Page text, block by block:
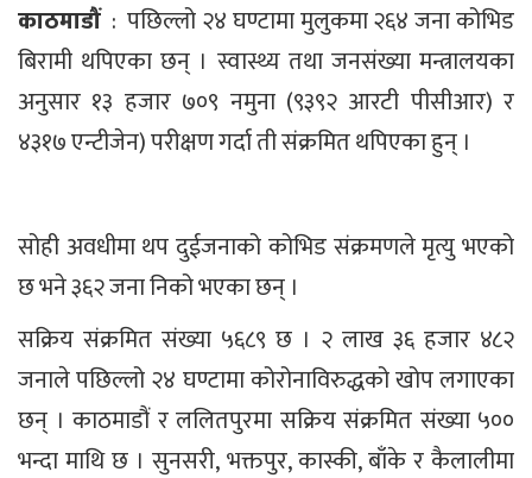
काठमाडौं: पछिल्लो २४ घण्टामा मुलुकमा २६४ जना कोभिड
बिरामी थपिएका छन् । स्वास्थ्य तथा जनसंख्या मन्त्रालयका
अनुसार १३ हजार ७०९ नमुना (९३९२ आरटी पीसीआर) र
४३१७ एन्टीजेन) परीक्षण गर्दा ती संक्रमित थपिएका हुन् ।
सोही अवधीमा थप दुईजनाको कोभिड संक्रमणले मृत्यु भएको
छ भने ३६२ जना निको भएका छन् ।
सक्रिय संक्रमित संख्या ५६८९ छ । २ लाख ३६ हजार ४८२
जनाले पछिल्लो २४ घण्टामा कोरोनाविरुद्धको खोप लगाएका
छन् । काठमाडौं र ललितपुरमा सक्रिय संक्रमित संख्या ५००
भन्दा माथि छ । सुनसरी, भक्तपुर, कास्की, बाँके र कैलालीमा